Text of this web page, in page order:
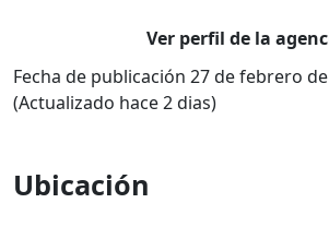
Ver perfil de la
Fecha de publicación 27 de febrero
(Actualizado hace 2 dias)
Ubicación